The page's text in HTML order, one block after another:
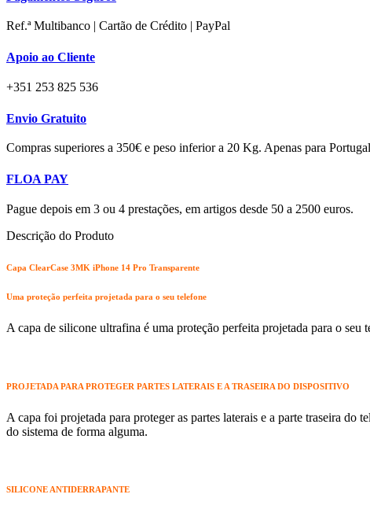
Ref.ª Multibanco | Cartão de Crédito | PayPal
Apoio ao Cliente
+351 253 825 536
Envio Gratuito
Compras superiores a 350€ e peso inferior a 20 Kg. Apenas para
FLOA PAY
Pague depois em 3 ou 4 prestações, em artigos desde 50 a 2500 euros.
Descrição do Produto
Capa ClearCase 3MK iPhone 14 Pro Transparente
Uma proteção perfeita projetada para o seu telefone
A capa de silicone ultrafina é uma proteção perfeita projetada para o
PROJETADA PARA PROTEGER PARTES LATERAIS E A TRASEIRA DO DISPOSITIVO
A capa foi projetada para proteger as partes laterais e a parte traseira do
do sistema de forma alguma.
SILICONE ANTIDERRAPANTE